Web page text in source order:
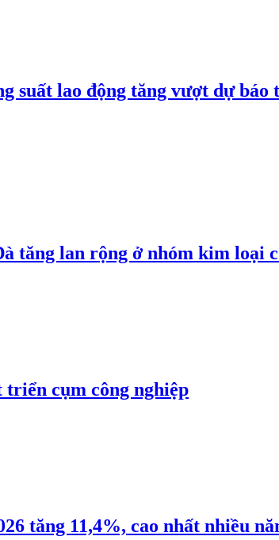
suất lao động tăng vượt dự báo
tăng lan rộng ở nhóm kim loại
triển cụm công nghiệp
tăng 11,4%, cao nhất nhiều